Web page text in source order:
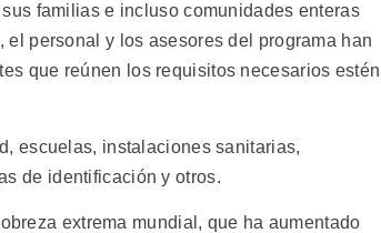
familias e incluso comunidades enteras
personal y los asesores del programa han
que reúnen los requisitos necesarios estén
escuelas, instalaciones sanitarias,
de identificación y otros.
extrema mundial, que ha aumentado